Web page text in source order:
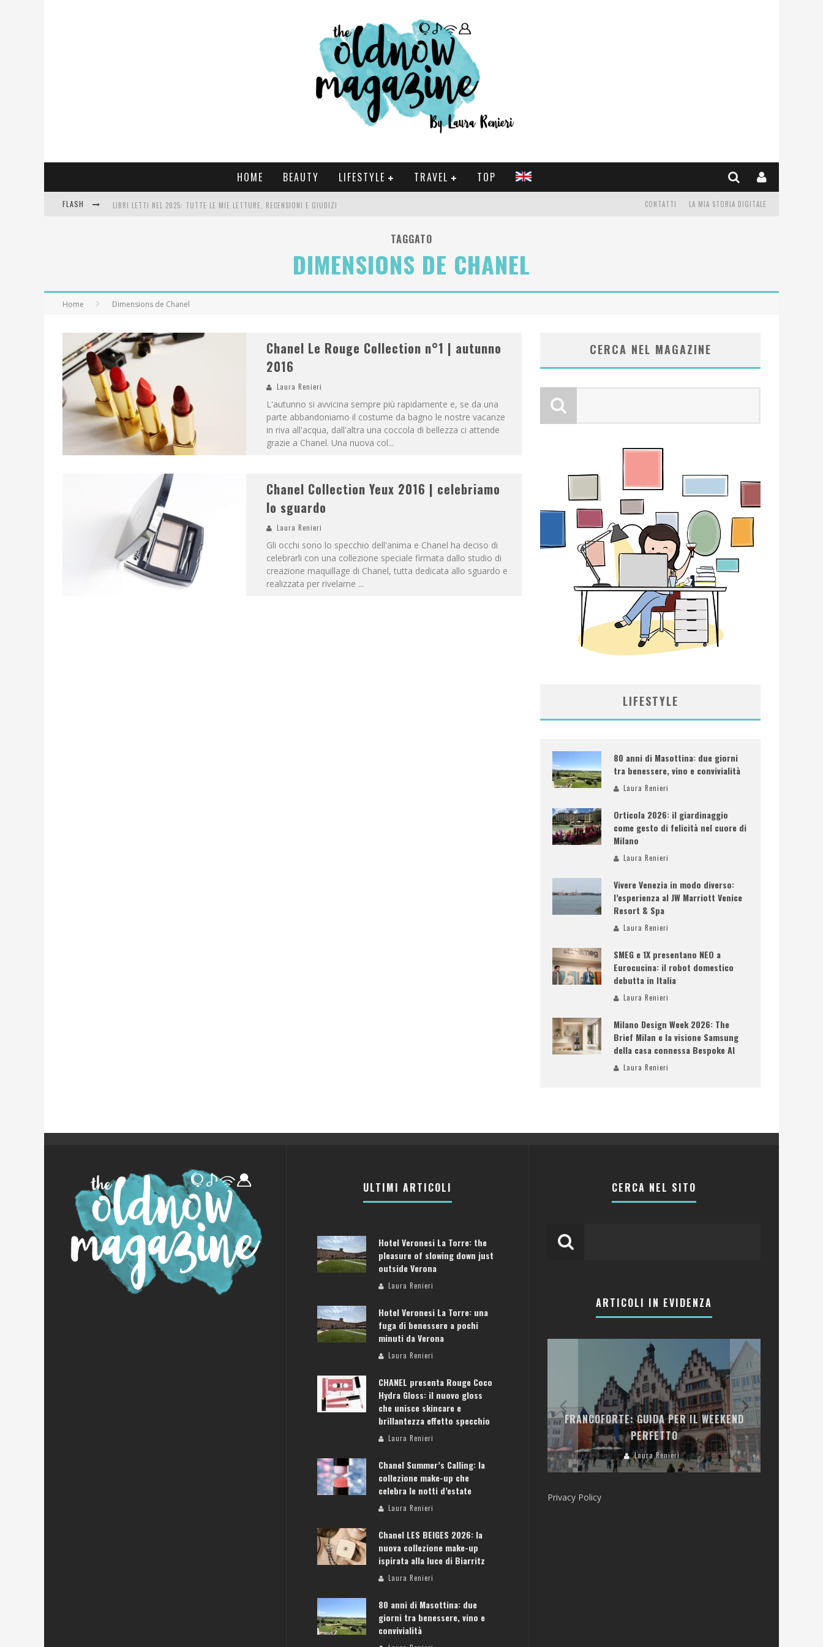
HOME BEAUTY LIFESTYLE TRAVEL TOP
FLASH LIBRI LETTI NEL 2025: TUTTE LE MIE LETTURE, RECENSIONI E GIUDIZI LA MIA STORIA DIGITALE
CONTATTI
TAGGATO
DIMENSIONS DE CHANEL
Home Dimensions de Chanel
Chanel Le Rouge Collection n°1 | autunno
2016
Laura Renieri
L'autunno si avvicina sempre più rapidamente e, se da una
parte abbandoniamo il costume da bagno le nostre vacanze
in riva all'acqua, dall'altra una coccola di bellezza ci attende
grazie a Chanel. Una nuova col...
Chanel Collection Yeux 2016 | celebriamo
lo sguardo
Laura Renieri
Gli occhi sono lo specchio dell'anima e Chanel ha deciso di
celebrarli con una collezione speciale firmata dallo studio di
creazione maquillage di Chanel, tutta dedicata allo sguardo e
realizzata per rivelarne ...
CERCA NEL MAGAZINE
LIFESTYLE
80 anni di Masottina: due giorni
tra benessere, vino e convivialità
Laura Renieri
Orticola 2026: il giardinaggio
come gesto di felicità nel cuore di
Milano
Laura Renieri
Vivere Venezia in modo diverso:
l’esperienza al JW Marriott Venice
Resort & Spa
Laura Renieri
SMEG e 1X presentano NEO a
Eurocucina: il robot domestico
debutta in Italia
Laura Renieri
Milano Design Week 2026: The
Brief Milan e la visione Samsung
della casa connessa Bespoke AI
Laura Renieri
ULTIMI ARTICOLI
Hotel Veronesi La Torre: the
pleasure of slowing down just
outside Verona
Laura Renieri
Hotel Veronesi La Torre: una
fuga di benessere a pochi
minuti da Verona
Laura Renieri
CHANEL presenta Rouge Coco
Hydra Gloss: il nuovo gloss
che unisce skincare e
brillantezza effetto specchio
Laura Renieri
Chanel Summer’s Calling: la
collezione make-up che
celebra le notti d’estate
Laura Renieri
Chanel LES BEIGES 2026: la
nuova collezione make-up
ispirata alla luce di Biarritz
Laura Renieri
80 anni di Masottina: due
giorni tra benessere, vino e
convivialità
CERCA NEL SITO
ARTICOLI IN EVIDENZA
ATENE: GUIDA PER IL WEEKEND PERFETTO
FRANCOFORTE: GUIDA PER IL WEEKEND
PERFETTO
Laura Renieri
Privacy Policy